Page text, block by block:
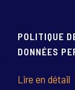
POLITIQUE
DONNÉES
Lire en détail